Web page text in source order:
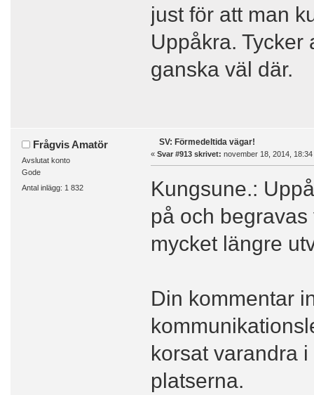
just för att man
Uppåkra. Tycker
ganska väl där.
Frågvis Amatör
Avslutat konto
Gode
Antal inlägg: 1 832
SV: Förmedeltida vägar!
« Svar #913 skrivet: november 18, 2014, 18:34
Kungsune.:
på och
mycket längre
Din kommentar
korsat varandra
platserna.